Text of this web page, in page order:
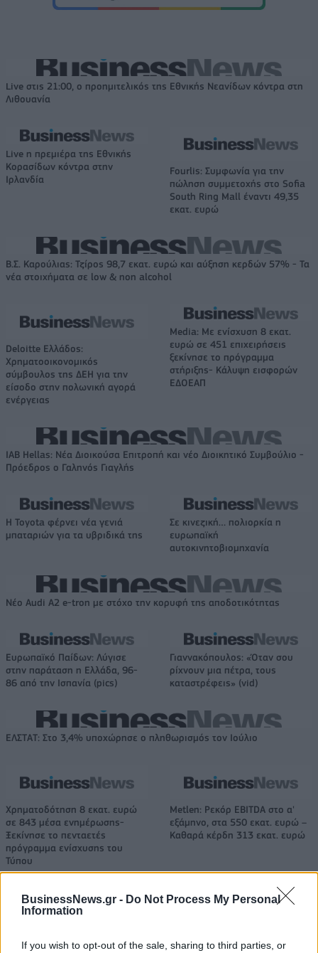
BusinessNews.gr - Do Not Process My Personal
Information
If you wish to opt-out of the sale, sharing to third parties, or
Live στις 21:00, ο προημιτελικός της Εθνικής Νεανίδων κόντρα στη
Λιθουανία
Live η πρεμιέρα της Εθνικής
Κορασίδων κόντρα στην
Ιρλανδία
Fourlis: Συμφωνία για την
πώληση συμμετοχής στο Sofia
South Ring Mall έναντι 49,35
εκατ. ευρώ
Β.Σ. Καρούλιας: Τζίρος 98,7 εκατ. ευρώ και αύξηση κερδών 57% - Τα
νέα στοιχήματα σε low & non alcohol
Deloitte Ελλάδος:
Χρηματοοικονομικός
σύμβουλος της ΔΕΗ για την
είσοδο στην πολωνική αγορά
ενέργειας
Media: Με ενίσχυση 8 εκατ.
ευρώ σε 451 επιχειρήσεις
ξεκίνησε το πρόγραμμα
στήριξης- Κάλυψη εισφορών
ΕΔΟΕΑΠ
IAB Hellas: Νέα Διοικούσα Επιτροπή και νέο Διοικητικό Συμβούλιο -
Πρόεδρος ο Γαληνός Γιαγλής
Η Toyota φέρνει νέα γενιά
μπαταριών για τα υβριδικά της
Σε κινεζική… πολιορκία η
ευρωπαϊκή
αυτοκινητοβιομηχανία
Νέο Audi A2 e-tron με στόχο την κορυφή της αποδοτικότητας
Ευρωπαϊκό Παίδων: Λύγισε
στην παράταση η Ελλάδα, 96-
86 από την Ισπανία (pics)
Γιαννακόπουλος: «Όταν σου
ρίχνουν μια πέτρα, τους
καταστρέφεις» (vid)
ΕΛΣΤΑΤ: Στο 3,4% υποχώρησε ο πληθωρισμός τον Ιούλιο
Χρηματοδότηση 8 εκατ. ευρώ
σε 843 μέσα ενημέρωσης-
Ξεκίνησε το πενταετές
πρόγραμμα ενίσχυσης του
Τύπου
Metlen: Ρεκόρ EBITDA στο α'
εξάμηνο, στα 550 εκατ. ευρώ –
Καθαρά κέρδη 313 εκατ. ευρώ
Η Chery επενδύει 75 εκατ. δολάρια στην KG Mobility